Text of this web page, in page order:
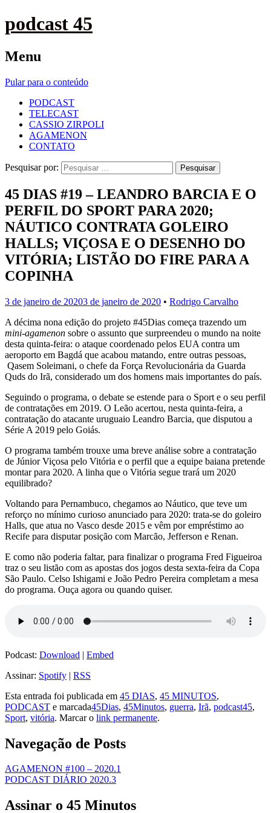
podcast 45
Menu
Pular para o conteúdo
PODCAST
TELECAST
CASSIO ZIRPOLI
AGAMENON
CONTATO
Pesquisar por:
45 DIAS #19 – LEANDRO BARCIA E O
PERFIL DO SPORT PARA 2020;
NÁUTICO CONTRATA GOLEIRO
HALLS; VIÇOSA E O DESENHO DO
VITÓRIA; LISTÃO DO FIRE PARA A
COPINHA
3 de janeiro de 20203 de janeiro de 2020 • Rodrigo Carvalho
A décima nona edição do projeto #45Dias começa trazendo um
mini-agamenon sobre o assunto que surpreendeu o mundo na noite
desta quinta-feira: o ataque coordenado pelos EUA contra um
aeroporto em Bagdá que acabou matando, entre outras pessoas,
Qasem Soleimani, o chefe da Força Revolucionária da Guarda
Quds do Irã, considerado um dos homens mais importantes do país.
Seguindo o programa, o debate se estende para o Sport e o seu perfil
de contratações em 2019. O Leão acertou, nesta quinta-feira, a
contratação do atacante uruguaio Leandro Barcia, que disputou a
Série A 2019 pelo Goiás.
O programa também trouxe uma breve análise sobre a contratação
de Júnior Viçosa pelo Vitória e o perfil que a equipe baiana pretende
montar para 2020. A linha que o Vitória segue trará um 2020
equilibrado?
Voltando para Pernambuco, chegamos ao Náutico, que teve um
reforço no mínimo curioso anunciado para 2020: trata-se do goleiro
Halls, que atua no Vasco desde 2015 e vêm por empréstimo ao
Recife para disputar posição com Marcão, Jefferson e Renan.
E como não poderia faltar, para finalizar o programa Fred Figueiroa
traz o seu listão com as apostas dos jogos desta sexta-feira da Copa
São Paulo. Celso Ishigami e João Pedro Pereira completam a mesa
do programa. Ouça agora ou quando quiser.
Podcast: Download | Embed
Assinar: Spotify | RSS
Esta entrada foi publicada em 45 DIAS, 45 MINUTOS,
PODCAST e marcada45Dias, 45Minutos, guerra, Irã, podcast45,
Sport, vitória. Marcar o link permanente.
Navegação de Posts
AGAMENON #100 – 2020.1
PODCAST DIÁRIO 2020.3
Assinar o 45 Minutos